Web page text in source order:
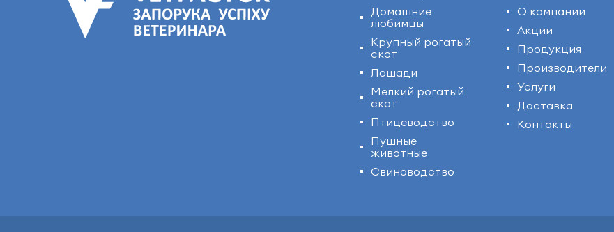
Домашние
любимцы
Крупный рогатый
скот
Лошади
Мелкий рогатый
скот
Птицеводство
Пушные
животные
Свиноводство
О компании
Акции
Продукция
Производители
Услуги
Доставка
Контакты